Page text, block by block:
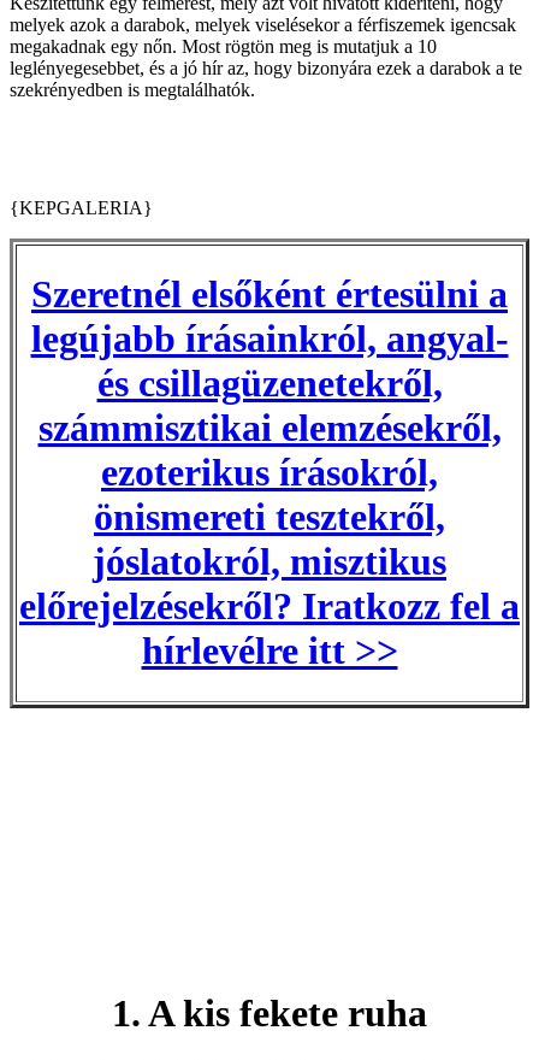
melyek azok a darabok, melyek viselésekor a férfiszemek igencsak
megakadnak egy nőn. Most rögtön meg is mutatjuk a 10
leglényegesebbet, és a jó hír az, hogy bizonyára ezek a darabok a te
szekrényedben is megtalálhatók.
{KEPGALERIA}
Szeretnél elsőként értesülni a
legújabb írásainkról, angyal-
és csillagüzenetekről,
számmisztikai elemzésekről,
ezoterikus írásokról,
önismereti tesztekről,
jóslatokról, misztikus
előrejelzésekről? Iratkozz fel a
hírlevélre itt >>
1. A kis fekete ruha